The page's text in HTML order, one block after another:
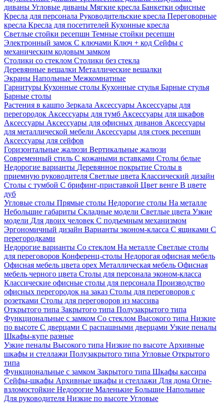
диваны Угловые диваны Мягкие кресла Банкетки офисные
Кресла для персонала Руководительские кресла Переговорные
кресла Кресла для посетителей Кухонные кресла
Светлые стойки ресепшн Темные стойки ресепшн
Электронный замок С ключами Ключ + код Сейфы с
механическим кодовым замком
Столики со стеклом Столики без стекла
Деревянные вешалки Металлические вешалки
Экраны Напольные Межкомнатные
Гарнитуры Кухонные столы Кухонные стулья Барные стулья
Барные столы
Растения в кашпо Зеркала Аксессуары Аксессуары для
перегородок Аксессуары для тумб Аксессуары для шкафов
Аксессуары Аксессуары для офисных диванов Аксессуары
для металлической мебели Аксессуары для стоек ресепшн
Аксессуары для сейфов
Горизонтальные жалюзи Вертикальные жалюзи
Современный стиль С кожаными вставками Столы белые
Недорогие варианты Деревянное покрытие Столы в
приемную руководителя Светлые цвета Классический дизайн
Столы с тумбой С брифинг-приставкой Цвет венге В цвете
дуб
Угловые столы Прямые столы Недорогие столы На металле
Небольшие габариты Складные модели Светлые цвета Узкие
модели Для двоих человек С подъемным механизмом
Эргономичный дизайн Варианты эконом-класса С ящиками С
перегородками
Недорогие варианты Со стеклом На металле Светлые столы
для переговоров Конференц-столы Недорогая офисная мебель
Офисная мебель цвета орех Металлическая мебель Офисная
мебель черного цвета Столы для персонала эконом-класса
Классические офисные столы для персонала Производство
офисных перегородок на заказ Столы для переговоров с
розетками Столы для переговоров из массива
Открытого типа Закрытого типа Полузакрытого типа
Функциональные с замком Со стеклом Высокого типа Низкие
по высоте С дверцами С распашными дверцами Узкие пеналы
Шкафы-купе разные
Узкие пеналы Высокого типа Низкие по высоте Архивные
шкафы и стеллажи Полузакрытого типа Угловые Открытого
типа
Функциональные с замком Закрытого типа Шкафы кассира
Сейфы-шкафы Архивные шкафы и стеллажи Для дома Огне-
взломостойкие Недорогие Маленькие Большие Напольные
Для руководителя Низкие по высоте Угловые